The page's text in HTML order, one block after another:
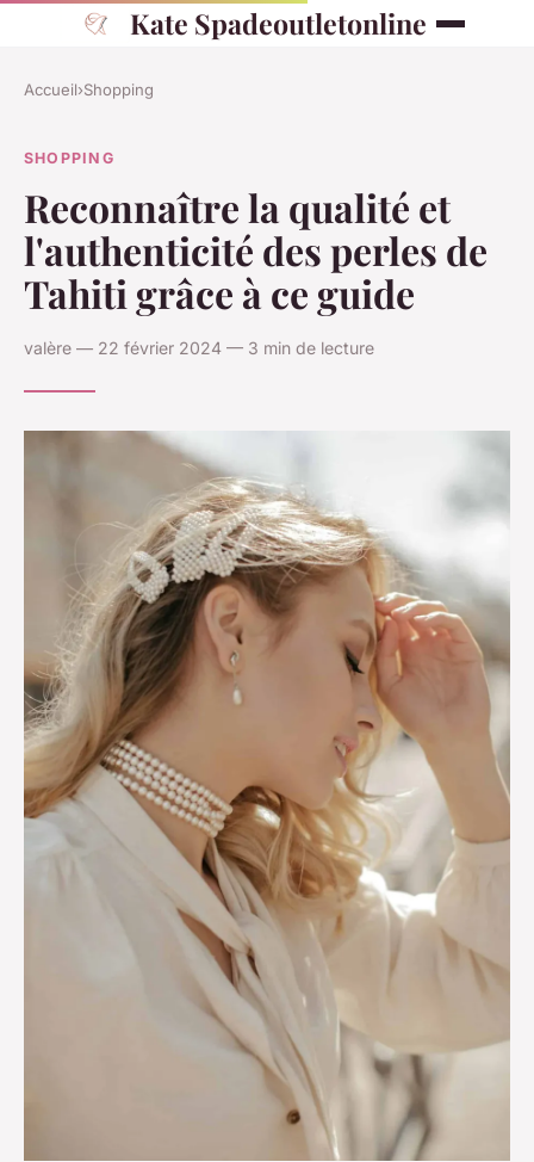
Kate Spadeoutletonline
Accueil›Shopping
SHOPPING
Reconnaître la qualité et
l'authenticité des perles de
Tahiti grâce à ce guide
valère — 22 février 2024 — 3 min de lecture